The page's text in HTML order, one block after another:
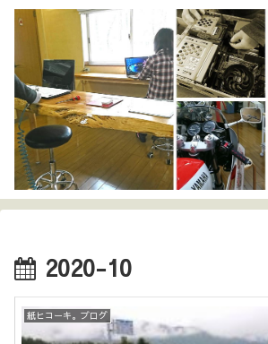
2020-10
紙ヒコーキ。ブログ